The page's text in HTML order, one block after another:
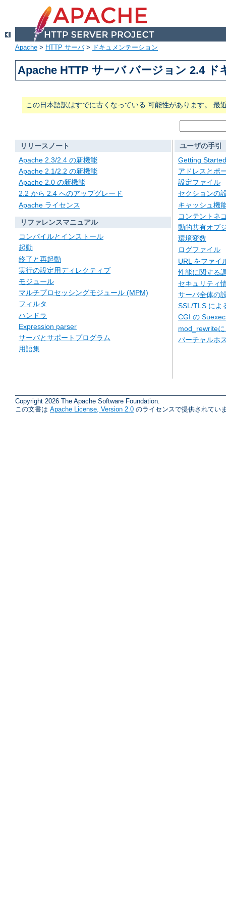
Apache > HTTP サーバ> ドキュメンテーション
Apache HTTP サーバ バージョン 2.4 ド
この日本語訳はすでに古くなっている 可能性があります。 最
リリースノート
Apache 2.3/2.4 の新機能
Apache 2.1/2.2 の新機能
Apache 2.0 の新機能
2.2 から 2.4 へのアップグレード
Apache ライセンス
リファレンスマニュアル
コンパイルとインストール
起動
終了と再起動
実行の設定用ディレクティブ
モジュール
マルチプロセッシングモジュール (MPM)
フィルタ
ハンドラ
Expression parser
サーバとサポートプログラム
用語集
ユーザの手引
Getting Started
アドレスとポ
設定ファイル
セクションの
キャッシュ機
コンテントネ
動的共有オブ
環境変数
ログファイル
URL をファイ
性能に関する
セキュリティ
サーバ全体の
SSL/TLS によ
CGI の
mod_rewrite
バーチャルホ
Copyright 2026 The Apache Software Foundation.
この文書は Apache License, Version 2.0 のライセンスで提供されてい